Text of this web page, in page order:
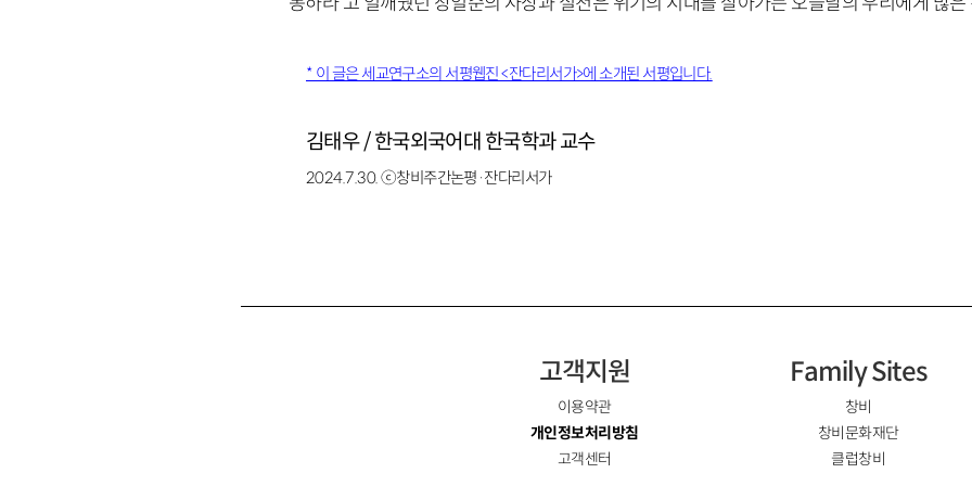
* 이 글은 세교연구소의 서평웹진 <잔다리서가>에 소개된 서평입니다.
김태우 / 한국외국어대 한국학과 교수
2024.7.30.ⓒ창비주간논평·잔다리서가
고객지원
이용약관
개인정보처리방침
고객센터
Family Sites
창비
창비문화재단
클럽창비